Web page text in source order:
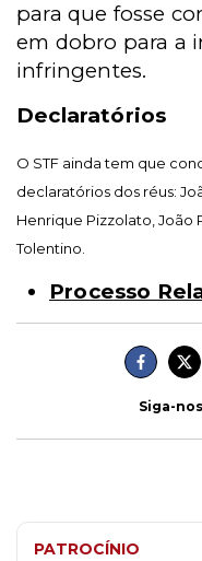
para que fosse
em dobro para a
infringentes.
Declaratórios
O STF ainda tem que
declaratórios dos réus:
Henrique Pizzolato, João
Tolentino.
Processo
Siga-
PATROCÍNIO